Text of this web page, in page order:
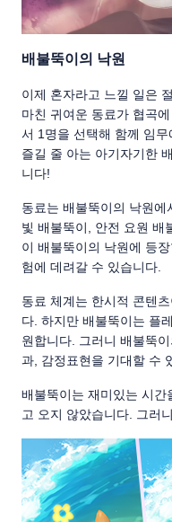
배불뚝이의 낙원
이제 혼자라고 느낄 일은
마친 귀여운 동료가 협곡
서 1명을 선택해 함께 임
즐길 줄 아는 아기자기한
니다!
동료는 배불뚝이의 낙원
빛 배불뚝이, 안전 요원 배
이 배불뚝이의 낙원에 등
험에 데려갈 수 있습니다.
동료 체계는 한시적 콘텐
다. 하지만 배불뚝이는 플
원합니다. 그러니 배불뚝
과, 감정표현을 기대할 수
배불뚝이는 재미있는 시간
고 오지 않았습니다. 그러